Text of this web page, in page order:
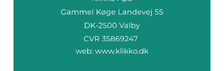
web: www.klikko.dk